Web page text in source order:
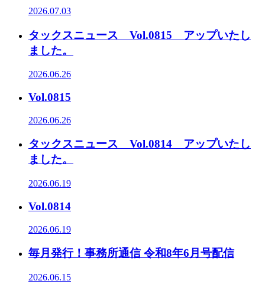
2026.07.03
タックスニュース Vol.0815 アップいたし
ました。
2026.06.26
Vol.0815
2026.06.26
タックスニュース Vol.0814 アップいたし
ました。
2026.06.19
Vol.0814
2026.06.19
毎月発行！事務所通信 令和8年6月号配信
2026.06.15